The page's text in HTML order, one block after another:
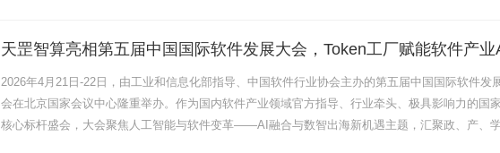
天罡智算亮相第五届中国国际软件发展大会，Token工厂赋能软件产业
升级
2026年4月21日-22日，由工业和信息化部指导、中国软件行业协会主办的第五届中国国际软件发
会在北京国家会议中心隆重举办。作为国内软件产业领域官方指导、行业牵头、极具影响力的国
核心标杆盛会，大会聚焦人工智能与软件变革——AI融合与数智出海新机遇主题，汇聚政、产、学